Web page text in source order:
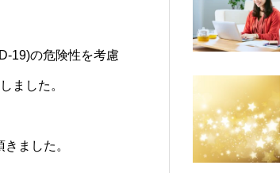
19)の危険性を考慮
ました。
ました。